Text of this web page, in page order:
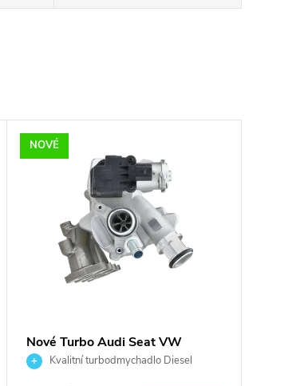
NOVÉ
Nové Turbo Audi Seat VW
Škoda 1.2TFSI 1.2TSI IHI
Kvalitní turbodmychadlo Diesel